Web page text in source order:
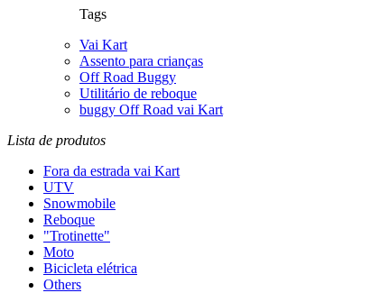
Tags
Vai Kart
Assento para crianças
Off Road Buggy
Utilitário de reboque
buggy Off Road vai Kart
Lista de produtos
Fora da estrada vai Kart
UTV
Snowmobile
Reboque
"Trotinette"
Moto
Bicicleta elétrica
Others